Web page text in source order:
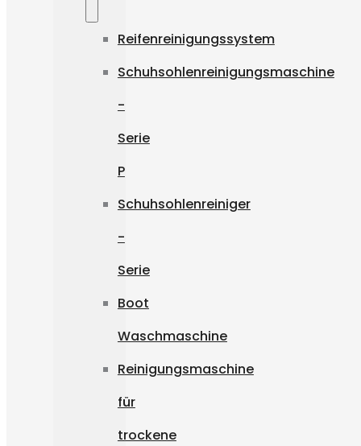
Reifenreinigungssystem
Schuhsohlenreinigungsmaschine
-
Serie
P
Schuhsohlenreiniger
-
Serie
Boot
Waschmaschine
Reinigungsmaschine
für
trockene